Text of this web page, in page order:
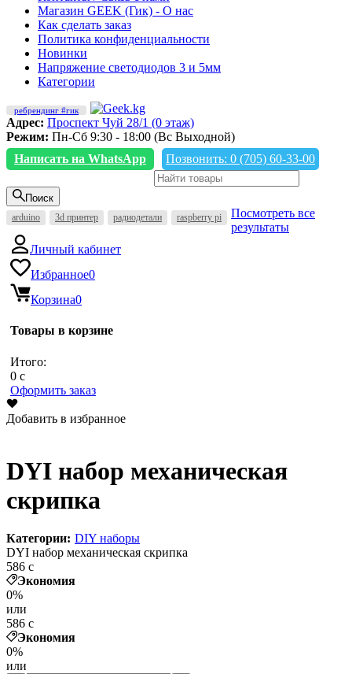
Магазин GEEK (Гик) - О нас
Как сделать заказ
Политика конфиденциальности
Новинки
Напряжение светодиодов 3 и 5мм
Категории
ребрендинг #гик
Адрес: Проспект Чуй 28/1 (0 этаж)
Режим: Пн-Сб 9:30 - 18:00 (Вс Выходной)
Написать на WhatsApp
Позвонить: 0 (705) 60-33-00
Поиск
arduino 3d принтер радиодетали raspberry pi
Посмотреть все
результаты
Личный кабинет
Избранное0
Корзина0
Товары в корзине
Итого:
0 c
Оформить заказ
Добавить в избранное
DYI набор механическая
скрипка
Категории: DIY наборы
DYI набор механическая скрипка
586 c
Экономия
0%
или
586 c
Экономия
0%
или